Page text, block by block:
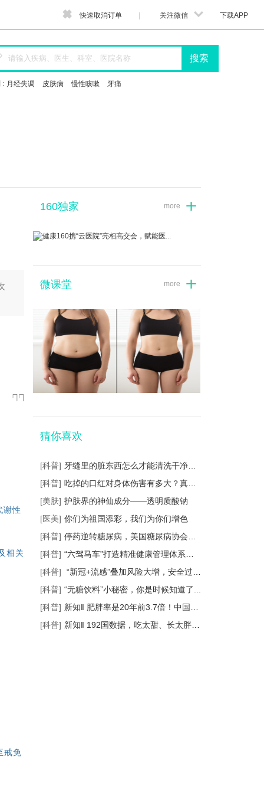
 快速取消订单 关注微信  下载APP
搜索
: 月经失调 皮肤病 慢性咳嗽 牙痛
谢性
相关
戒免
160独家 more
微课堂 more
猜你喜欢
[科普] 牙缝里的脏东西怎么才能清洗干净？这样...
[科普] 吃掉的口红对身体伤害有多大？真相是这...
[美肤] 护肤界的神仙成分——透明质酸钠
[医美] 你们为祖国添彩，我们为你们增色
[科普] 停药逆转糖尿病，美国糖尿病协会CEO成功...
[科普] “六驾马车”打造精准健康管理体系丨瑞...
[科普]
“新冠+流感”叠加风险大增，安全过冬...
[科普] “无糖饮料”小秘密，你是时候知道了...
[科普] 新知‖ 肥胖率是20年前3.7倍！中国，全球...
[科普] 新知‖ 192国数据，吃太甜、长太胖真的...